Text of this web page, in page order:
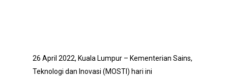
26 April 2022, Kuala Lumpur – Kementerian Sains,
Teknologi dan Inovasi (MOSTI) hari ini